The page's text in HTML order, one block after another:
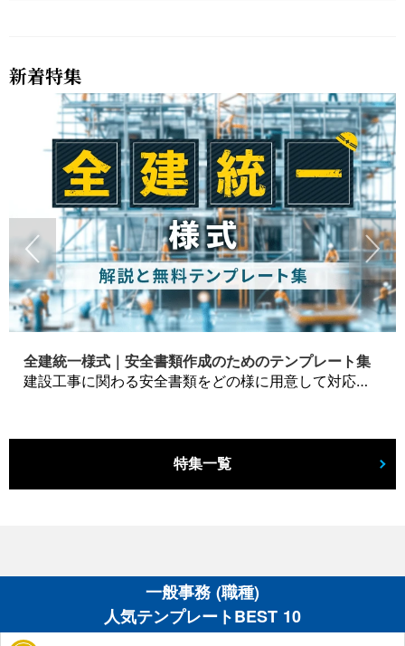
新着特集
全建統一様式｜安全書類作成のためのテンプレート集
建設工事に関わる安全書類をどの様に用意して対応するか？関連書式テンプレートから書き方の注意点などの役立つコラムをbizoceanがお届けします。
特集一覧
一般事務 (職種)
人気テンプレートBEST 10